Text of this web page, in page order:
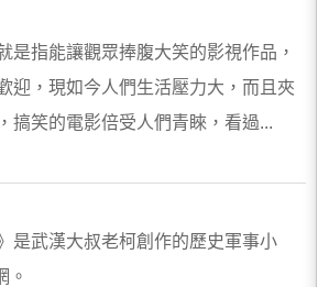
是指能讓觀眾捧腹大笑的影視作品，
迎，現如今人們生活壓力大，而且夾
搞笑的電影倍受人們青睞，看過...
是武漢大叔老柯創作的歷史軍事小
。